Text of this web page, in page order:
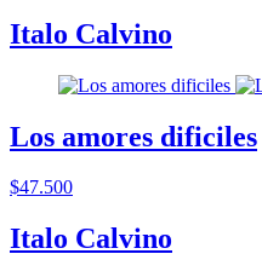
Italo Calvino
Los amores dificiles
$47.500
Italo Calvino